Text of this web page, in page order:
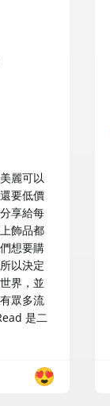
麗可以
要低價
享給每
飾品都
想要購
以決定
界，並
眾多流
是二